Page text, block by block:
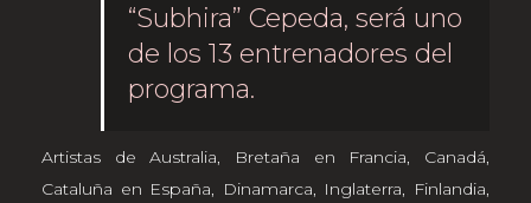
“Subhira” Cepeda, será uno
de los 13 entrenadores del
programa.
Artistas de Australia, Bretaña en Francia, Canadá,
Cataluña en España, Dinamarca, Inglaterra, Finlandia,